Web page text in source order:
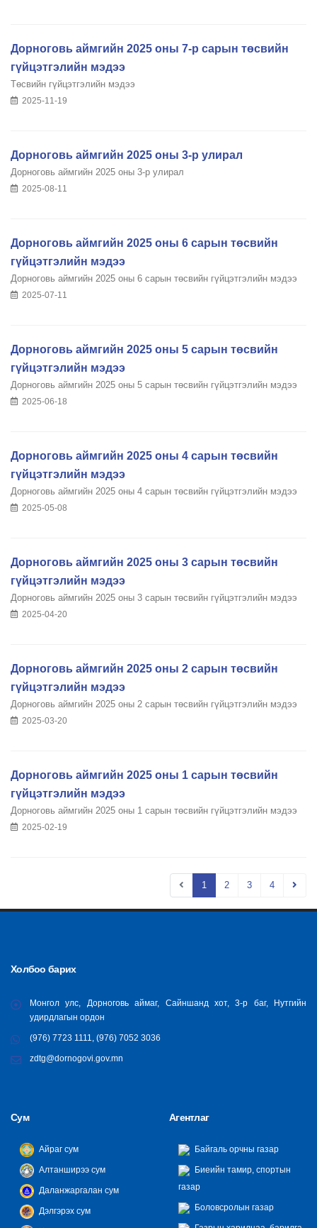
Дорноговь аймгийн 2025 оны 7-р сарын төсвийн
гүйцэтгэлийн мэдээ
Төсвийн гүйцэтгэлийн мэдээ
2025-11-19
Дорноговь аймгийн 2025 оны 3-р улирал
Дорноговь аймгийн 2025 оны 3-р улирал
2025-08-11
Дорноговь аймгийн 2025 оны 6 сарын төсвийн
гүйцэтгэлийн мэдээ
Дорноговь аймгийн 2025 оны 6 сарын төсвийн гүйцэтгэлийн мэдээ
2025-07-11
Дорноговь аймгийн 2025 оны 5 сарын төсвийн
гүйцэтгэлийн мэдээ
Дорноговь аймгийн 2025 оны 5 сарын төсвийн гүйцэтгэлийн мэдээ
2025-06-18
Дорноговь аймгийн 2025 оны 4 сарын төсвийн
гүйцэтгэлийн мэдээ
Дорноговь аймгийн 2025 оны 4 сарын төсвийн гүйцэтгэлийн мэдээ
2025-05-08
Дорноговь аймгийн 2025 оны 3 сарын төсвийн
гүйцэтгэлийн мэдээ
Дорноговь аймгийн 2025 оны 3 сарын төсвийн гүйцэтгэлийн мэдээ
2025-04-20
Дорноговь аймгийн 2025 оны 2 сарын төсвийн
гүйцэтгэлийн мэдээ
Дорноговь аймгийн 2025 оны 2 сарын төсвийн гүйцэтгэлийн мэдээ
2025-03-20
Дорноговь аймгийн 2025 оны 1 сарын төсвийн
гүйцэтгэлийн мэдээ
Дорноговь аймгийн 2025 оны 1 сарын төсвийн гүйцэтгэлийн мэдээ
2025-02-19
1 2 3 4
Холбоо барих
Монгол улс, Дорноговь аймаг, Сайншанд хот, 3-р баг, Нутгийн
удирдлагын ордон
(976) 7723 1111, (976) 7052 3036
zdtg@dornogovi.gov.mn
Сум
Айраг сум
Алтанширээ сум
Даланжаргалан сум
Дэлгэрэх сум
Агентлаг
Байгаль орчны газар
Биеийн тамир, спортын
газар
Боловсролын газар